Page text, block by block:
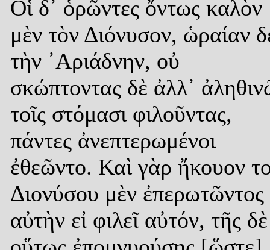
Οἱ δ᾿ ὁρῶντες ὄντως καλὸν
μὲν τὸν Διόνυσον, ὡραίαν
τὴν ᾿Αριάδνην, οὐ
σκώπτοντας δὲ ἀλλ᾿
τοῖς στόμασι φιλοῦντας,
πάντες ἀνεπτερωμένοι
ἐθεῶντο. Καὶ γὰρ ἤκουον
Διονύσου μὲν ἐπερωτῶντος
αὐτὴν εἰ φιλεῖ αὐτόν, τῆς δὲ